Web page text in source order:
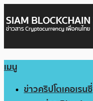
เมนู
ข่าวคริปโตเคอเรนซี่